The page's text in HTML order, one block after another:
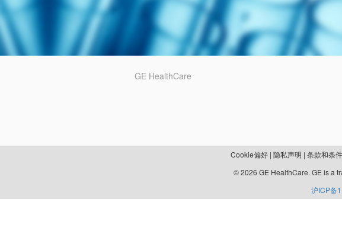
GE HealthCare
Cookie偏好| 隐私声明 | 条款和条件
© 2026 GE HealthCare. GE is a
沪ICP备